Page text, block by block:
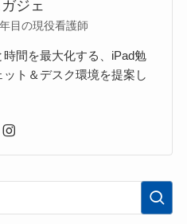
ジェ
目の現役看護師
間を最大化する、iPad勉
ト＆デスク環境を提案し